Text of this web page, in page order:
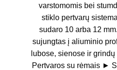
varstomomis bei
stiklo pertvarų
sudaro 10 arba 12
sujungtas į aliuminio
lubose, sienose ir
Pertvaros su rėmais ►